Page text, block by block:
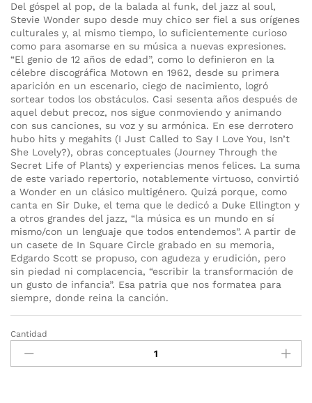
Del góspel al pop, de la balada al funk, del jazz al soul,
Stevie Wonder supo desde muy chico ser fiel a sus orígenes
culturales y, al mismo tiempo, lo suficientemente curioso
como para asomarse en su música a nuevas expresiones.
“El genio de 12 años de edad”, como lo definieron en la
célebre discográfica Motown en 1962, desde su primera
aparición en un escenario, ciego de nacimiento, logró
sortear todos los obstáculos. Casi sesenta años después de
aquel debut precoz, nos sigue conmoviendo y animando
con sus canciones, su voz y su armónica. En ese derrotero
hubo hits y megahits (I Just Called to Say I Love You, Isn’t
She Lovely?), obras conceptuales (Journey Through the
Secret Life of Plants) y experiencias menos felices. La suma
de este variado repertorio, notablemente virtuoso, convirtió
a Wonder en un clásico multigénero. Quizá porque, como
canta en Sir Duke, el tema que le dedicó a Duke Ellington y
a otros grandes del jazz, “la música es un mundo en sí
mismo/con un lenguaje que todos entendemos”. A partir de
un casete de In Square Circle grabado en su memoria,
Edgardo Scott se propuso, con agudeza y erudición, pero
sin piedad ni complacencia, “escribir la transformación de
un gusto de infancia”. Esa patria que nos formatea para
siempre, donde reina la canción.
Por
qué
escuchamos
Cantidad